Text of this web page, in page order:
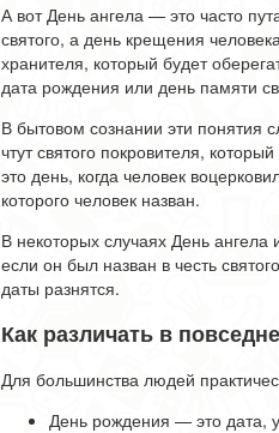
А вот День ангела — это часто
святого, а день крещения
хранителя, который будет
дата рождения или день памяти
В бытовом сознании эти понятия
чтут святого покровителя,
это день, когда человек
которого человек назван.
В некоторых случаях День
если он был назван в честь
даты разнятся.
Как различать в
Для большинства людей
День рождения — это дата,